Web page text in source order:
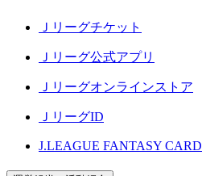
Ｊリーグチケット
Ｊリーグ公式アプリ
Ｊリーグオンラインストア
ＪリーグID
J.LEAGUE FANTASY CARD